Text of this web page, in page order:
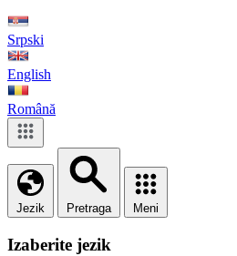
Srpski
English
Română
Jezik Pretraga Meni
Izaberite jezik